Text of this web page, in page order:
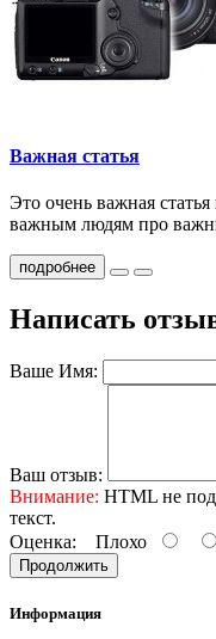
Важная статья
Это очень важная
важным людям про
подробнее
Написать
Ваше Имя:
Ваш отзыв:
Внимание: HTML не
текст.
Оценка: Плохо
Продолжить
Информация